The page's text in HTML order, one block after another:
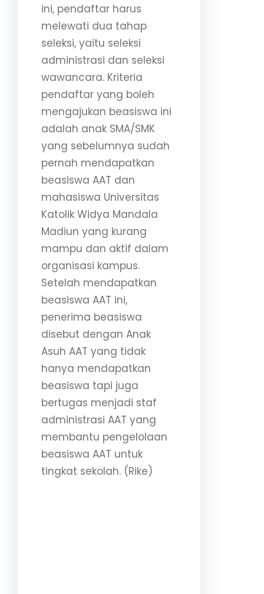
ini, pendaftar harus
melewati dua tahap
seleksi, yaitu seleksi
administrasi dan seleksi
wawancara. Kriteria
pendaftar yang boleh
mengajukan beasiswa ini
adalah anak SMA/SMK
yang sebelumnya sudah
pernah mendapatkan
beasiswa AAT dan
mahasiswa Universitas
Katolik Widya Mandala
Madiun yang kurang
mampu dan aktif dalam
organisasi kampus.
Setelah mendapatkan
beasiswa AAT ini,
penerima beasiswa
disebut dengan Anak
Asuh AAT yang tidak
hanya mendapatkan
beasiswa tapi juga
bertugas menjadi staf
administrasi AAT yang
membantu pengelolaan
beasiswa AAT untuk
tingkat sekolah. (Rike)